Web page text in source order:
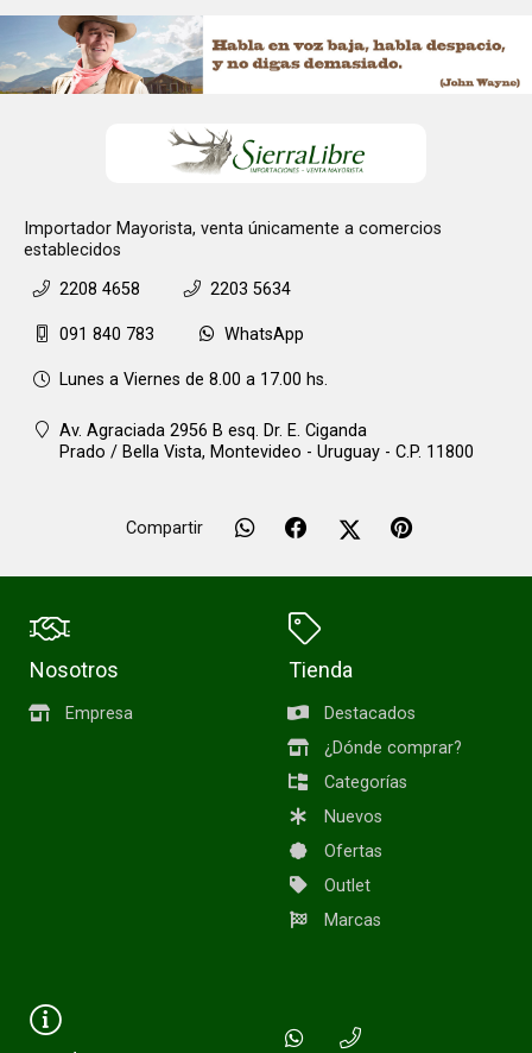
Importador Mayorista, venta únicamente a comercios
establecidos
2208 4658
2203 5634
091 840 783 WhatsApp
Lunes a Viernes de 8.00 a 17.00 hs.
Av. Agraciada 2956 B esq. Dr. E. Ciganda
Prado / Bella Vista, Montevideo - Uruguay - C.P. 11800
Compartir
Nosotros
Empresa
Tienda
Destacados
¿Dónde comprar?
Categorías
Nuevos
Ofertas
Outlet
Marcas